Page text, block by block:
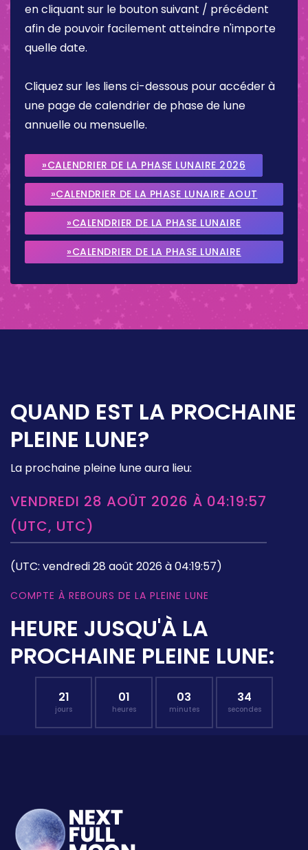
en cliquant sur le bouton suivant / précédent
afin de pouvoir facilement atteindre n'importe
quelle date.
Cliquez sur les liens ci-dessous pour accéder à
une page de calendrier de phase de lune
annuelle ou mensuelle.
»CALENDRIER DE LA PHASE LUNAIRE 2026
»CALENDRIER DE LA PHASE LUNAIRE AOUT
2026
»CALENDRIER DE LA PHASE LUNAIRE
SEPTEMBRE 2026
»CALENDRIER DE LA PHASE LUNAIRE
QUAND EST LA PROCHAINE
PLEINE LUNE?
La prochaine pleine lune aura lieu:
VENDREDI 28 AOÛT 2026 À 04:19:57
(UTC, UTC)
(UTC: vendredi 28 août 2026 à 04:19:57)
COMPTE À REBOURS DE LA PLEINE LUNE
HEURE JUSQU'À LA
PROCHAINE PLEINE LUNE:
21
jours
01
heures
03
minutes
33
secondes